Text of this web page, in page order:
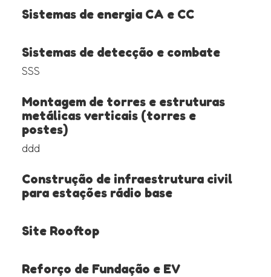
Sistemas de energia CA e CC
Sistemas de detecção e combate
SSS
Montagem de torres e estruturas
metálicas verticais (torres e
postes)
ddd
Construção de infraestrutura civil
para estações rádio base
Site Rooftop
Reforço de Fundação e EV